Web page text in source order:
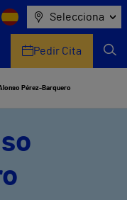
Selecciona
Pedir Cita
Pérez-Barquero